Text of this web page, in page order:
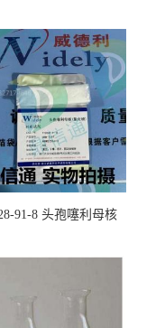
91-8 头孢噻利母核